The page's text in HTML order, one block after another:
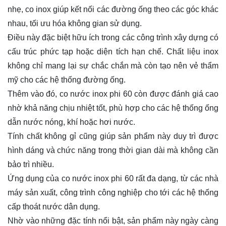
nhẹ, co inox giúp kết nối các đường ống theo các góc khác
nhau, tối ưu hóa không gian sử dụng.
Điều này đặc biệt hữu ích trong các công trình xây dựng có
cấu trúc phức tạp hoặc diện tích hạn chế. Chất liệu inox
không chỉ mang lại sự chắc chắn mà còn tạo nên vẻ thẩm
mỹ cho các hệ thống đường ống.
Thêm vào đó, co nước inox phi 60 còn được đánh giá cao
nhờ khả năng chịu nhiệt tốt, phù hợp cho các hệ thống ống
dẫn nước nóng, khí hoặc hơi nước.
Tính chất không gỉ cũng giúp sản phẩm này duy trì được
hình dáng và chức năng trong thời gian dài mà không cần
bảo trì nhiều.
Ứng dụng của co nước inox phi 60 rất đa dạng, từ các nhà
máy sản xuất, công trình công nghiệp cho tới các hệ thống
cấp thoát nước dân dụng.
Nhờ vào những đặc tính nổi bật, sản phẩm này ngày càng